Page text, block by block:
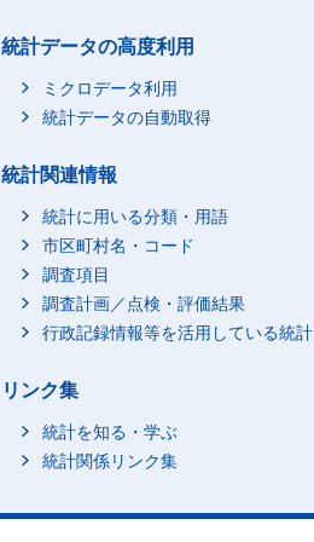
統計データの高度利用
ミクロデータ利用
統計データの自動取得
統計関連情報
統計に用いる分類・用語
市区町村名・コード
調査項目
調査計画／点検・評価結果
行政記録情報等を活用している統計
リンク集
統計を知る・学ぶ
統計関係リンク集